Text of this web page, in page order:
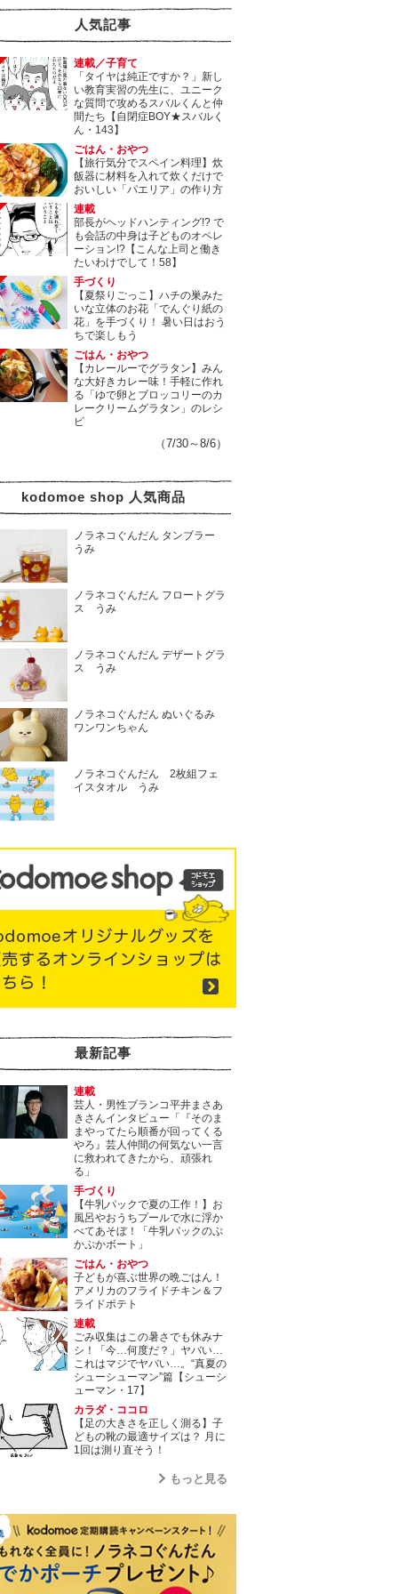
人気記事
連載／子育て
「タイヤは純正ですか？」新し
い教育実習の先生に、ユニーク
な質問で攻めるスバルくんと仲
間たち【自閉症BOY★スバルく
ん・143】
ごはん・おやつ
【旅行気分でスペイン料理】炊
飯器に材料を入れて炊くだけで
おいしい「パエリア」の作り方
連載
部長がヘッドハンティング!? で
も会話の中身は子どものオペレ
ーション!?【こんな上司と働き
たいわけでして！58】
手づくり
【夏祭りごっこ】ハチの巣みた
いな立体のお花「でんぐり紙の
花」を手づくり！ 暑い日はおう
ちで楽しもう
ごはん・おやつ
【カレールーでグラタン】みん
な大好きカレー味！手軽に作れ
る「ゆで卵とブロッコリーのカ
レークリームグラタン」のレシ
ピ
（7/30～8/6）
kodomoe shop 人気商品
ノラネコぐんだん タンブラー
うみ
ノラネコぐんだん フロートグラ
ス うみ
ノラネコぐんだん デザートグラ
ス うみ
ノラネコぐんだん ぬいぐるみ
ワンワンちゃん
ノラネコぐんだん 2枚組フェ
イスタオル うみ
最新記事
連載
芸人・男性ブランコ平井まさあ
きさんインタビュー「『そのま
まやってたら順番が回ってくる
やろ』芸人仲間の何気ない一言
に救われてきたから、頑張れ
る」
手づくり
【牛乳パックで夏の工作！】お
風呂やおうちプールで水に浮か
べてあそぼ！「牛乳パックのぷ
かぷかボート」
ごはん・おやつ
子どもが喜ぶ世界の晩ごはん！
アメリカのフライドチキン＆フ
ライドポテト
連載
ごみ収集はこの暑さでも休みナ
シ！「今…何度だ？」ヤバい…
これはマジでヤバい…。“真夏の
シューシューマン”篇【シューシ
ューマン・17】
カラダ・ココロ
【足の大きさを正しく測る】子
どもの靴の最適サイズは？ 月に
1回は測り直そう！
もっと見る